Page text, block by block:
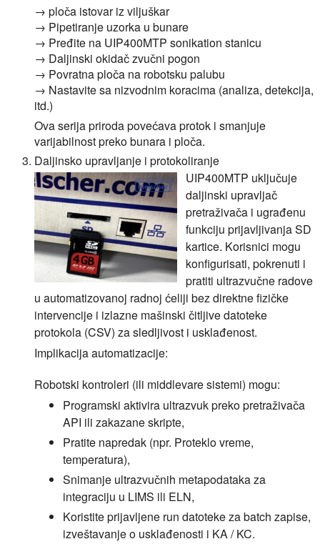
→ ploča istovar iz viljuškar
→ Pipetiranje uzorka u bunare
→ Pređite na UIP400MTP sonikation stanicu
→ Daljinski okidač zvučni pogon
→ Povratna ploča na robotsku palubu
→ Nastavite sa nizvodnim koracima (analiza, detekcija,
itd.)
Ova serija priroda povećava protok i smanjuje
varijabilnost preko bunara i ploča.
Daljinsko upravljanje i protokoliranje
UIP400MTP uključuje
daljinski upravljač
pretraživača i ugrađenu
funkciju prijavljivanja SD
kartice. Korisnici mogu
konfigurisati, pokrenuti i
pratiti ultrazvučne radove
u automatizovanoj radnoj ćeliji bez direktne fizičke
intervencije i izlazne mašinski čitljive datoteke
protokola (CSV) za sledljivost i usklađenost.
Implikacija automatizacije:
Robotski kontroleri (ili middlevare sistemi) mogu:
Programski aktivira ultrazvuk preko pretraživača
API ili zakazane skripte,
Pratite napredak (npr. Proteklo vreme,
temperatura),
Snimanje ultrazvučnih metapodataka za
integraciju u LIMS ili ELN,
Koristite prijavljene run datoteke za batch zapise,
izveštavanje o usklađenosti i KA / KC.